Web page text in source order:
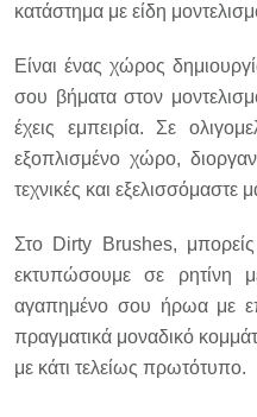
κατάστημα με είδη
Είναι ένας χώρος
σου βήματα στον
έχεις εμπειρία. Σε
εξοπλισμένο χώρο,
τεχνικές και εξελισσόμαστε
Στο Dirty Brushes,
εκτυπώσουμε σε
αγαπημένο σου ήρωα με
πραγματικά μοναδικό
με κάτι τελείως πρωτότυπο.